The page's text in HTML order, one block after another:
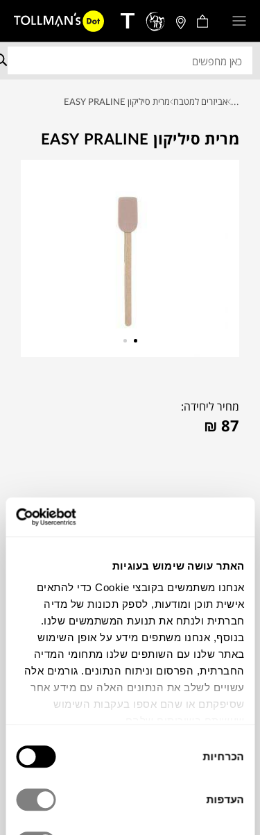
האתר עושה שימוש בעוגיות
אנחנו משתמשים בקובצי Cookie כדי להתאים
אישית תוכן ומודעות, לספק תכונות של מדיה
חברתית ולנתח את תנועת המשתמשים שלנו.
בנוסף, אנחנו משתפים מידע על אופן השימוש
באתר שלנו עם השותפים שלנו מתחומי המדיה
החברתית, הפרסום וניתוח הנתונים. גורמים אלה
עשויים לשלב את הנתונים האלה עם מידע אחר
שסיפקתם או שהם אספו בעקבות השימוש
הסכמה
הכרחיות
העדפות
... אביזרים למטבח מרית סיליקון EASY PRALINE
מרית סיליקון EASY PRALINE
מחיר ליחידה:
₪ 87
תוכלו למצוא אותי ב:
חלה שגיאה. אנא רעננו את הדף ונסו שנית
צבעים
סדרת כלי הבישול EASY של המותג הדני
RIG-
, מציגה מגוון רחב של כלי בישול והגשה